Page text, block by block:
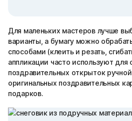
Для маленьких мастеров лучше
варианты, а бумагу можно
способами (клеить и резать,
аппликации часто используют для
поздравительных открыток
оригинальных поздравительных
подарков.